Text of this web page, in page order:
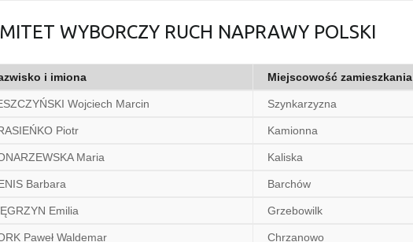
WYBORCZY RUCH NAPRAWY POLSKI
i imiona Miejscowość zamieszkania
Wojciech Marcin Szynkarzyzna
Piotr Kamionna
Maria Kaliska
Barbara Barchów
Emilia Grzebowilk
Paweł Waldemar Chrzanowo